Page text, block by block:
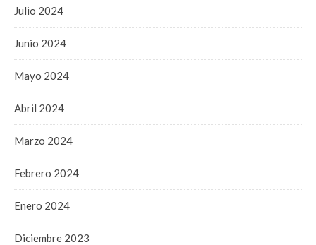
Julio 2024
Junio 2024
Mayo 2024
Abril 2024
Marzo 2024
Febrero 2024
Enero 2024
Diciembre 2023